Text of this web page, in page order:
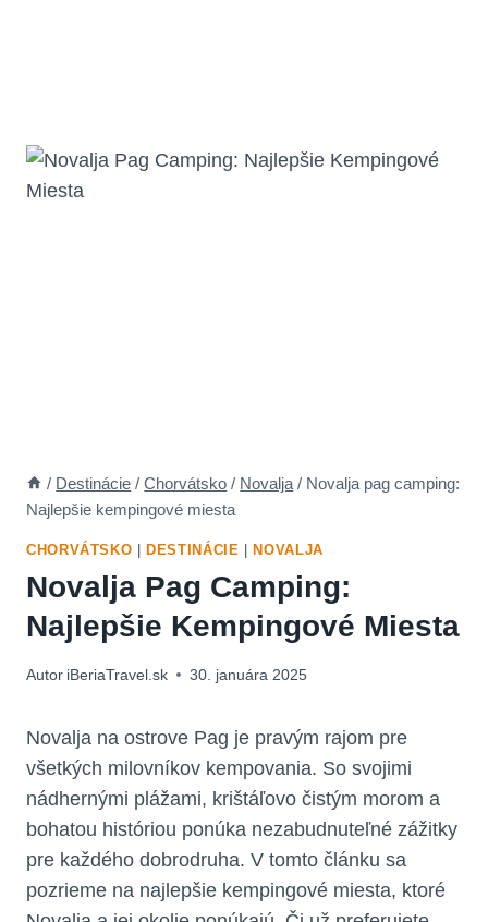
/ Destinácie / Chorvátsko / Novalja / Novalja pag camping:
Najlepšie kempingové miesta
CHORVÁTSKO DESTINÁCIE NOVALJA
Novalja Pag Camping:
Najlepšie Kempingové Miesta
Autor iBeriaTravel.sk 30. januára 2025
Novalja na ostrove Pag je pravým rajom pre
všetkých milovníkov kempovania. So svojimi
nádhernými plážami, krištáľovo čistým morom a
bohatou históriou ponúka nezabudnuteľné zážitky
pre každého dobrodruha. V tomto článku sa
pozrieme na najlepšie kempingové miesta, ktoré